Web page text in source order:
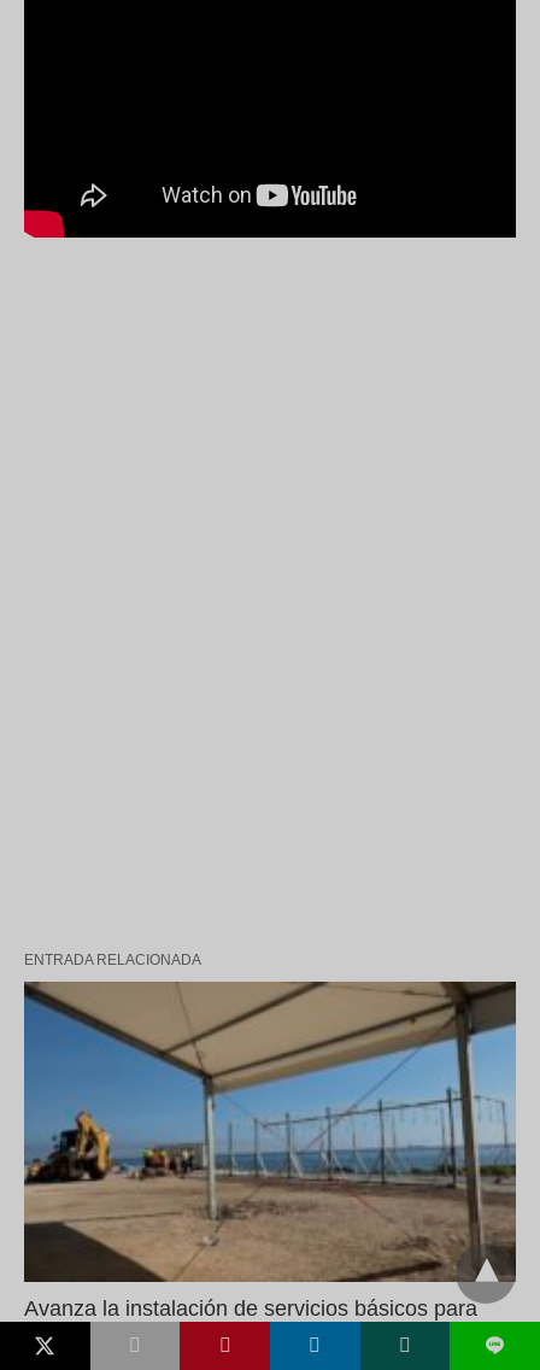
ENTRADA RELACIONADA
Avanza la instalación de servicios básicos para
inmigrantes: una carpa, luz y agua
L